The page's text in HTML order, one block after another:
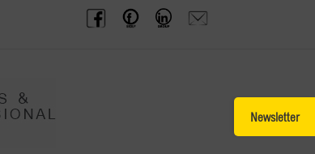
BPW
Austria
Offenes
Frauennetzwerk
BPW
Gruppe
Anfrage
schicken
Sliding